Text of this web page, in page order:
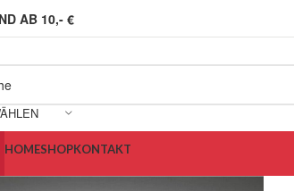
AB 10,- €
HOMESHOPKONTAKT